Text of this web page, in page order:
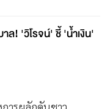
ล! 'วิโรจน์' ชี้ 'น้ำเงิน'